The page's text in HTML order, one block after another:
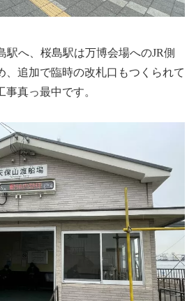
駅へ、桜島駅は万博会場へのJR側
、追加で臨時の改札口もつくられて
真っ最中です。